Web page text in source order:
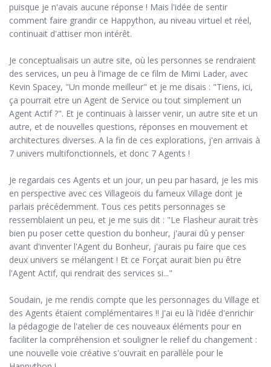
puisque je n'avais aucune réponse ! Mais l'idée de sentir
comment faire grandir ce Happython, au niveau virtuel et réel,
continuait d'attiser mon intérêt.
Je conceptualisais un autre site, où les personnes se rendraient
des services, un peu à l'image de ce film de Mimi Lader, avec
Kevin Spacey, "Un monde meilleur" et je me disais : "Tiens, ici,
ça pourrait etre un Agent de Service ou tout simplement un
Agent Actif ?". Et je continuais à laisser venir, un autre site et un
autre, et de nouvelles questions, réponses en mouvement et
architectures diverses. A la fin de ces explorations, j'en arrivais à
7 univers multifonctionnels, et donc 7 Agents !
Je regardais ces Agents et un jour, un peu par hasard, je les mis
en perspective avec ces Villageois du fameux Village dont je
parlais précédemment. Tous ces petits personnages se
ressemblaient un peu, et je me suis dit : "Le Flasheur aurait très
bien pu poser cette question du bonheur, j'aurai dû y penser
avant d'inventer l'Agent du Bonheur, j'aurais pu faire que ces
deux univers se mélangent ! Et ce Forçat aurait bien pu être
l'Agent Actif, qui rendrait des services si..."
Soudain, je me rendis compte que les personnages du Village et
des Agents étaient complémentaires !! J'ai eu là l'idée d'enrichir
la pédagogie de l'atelier de ces nouveaux éléments pour en
faciliter la compréhension et souligner le relief du changement :
une nouvelle voie créative s'ouvrait en parallèle pour le